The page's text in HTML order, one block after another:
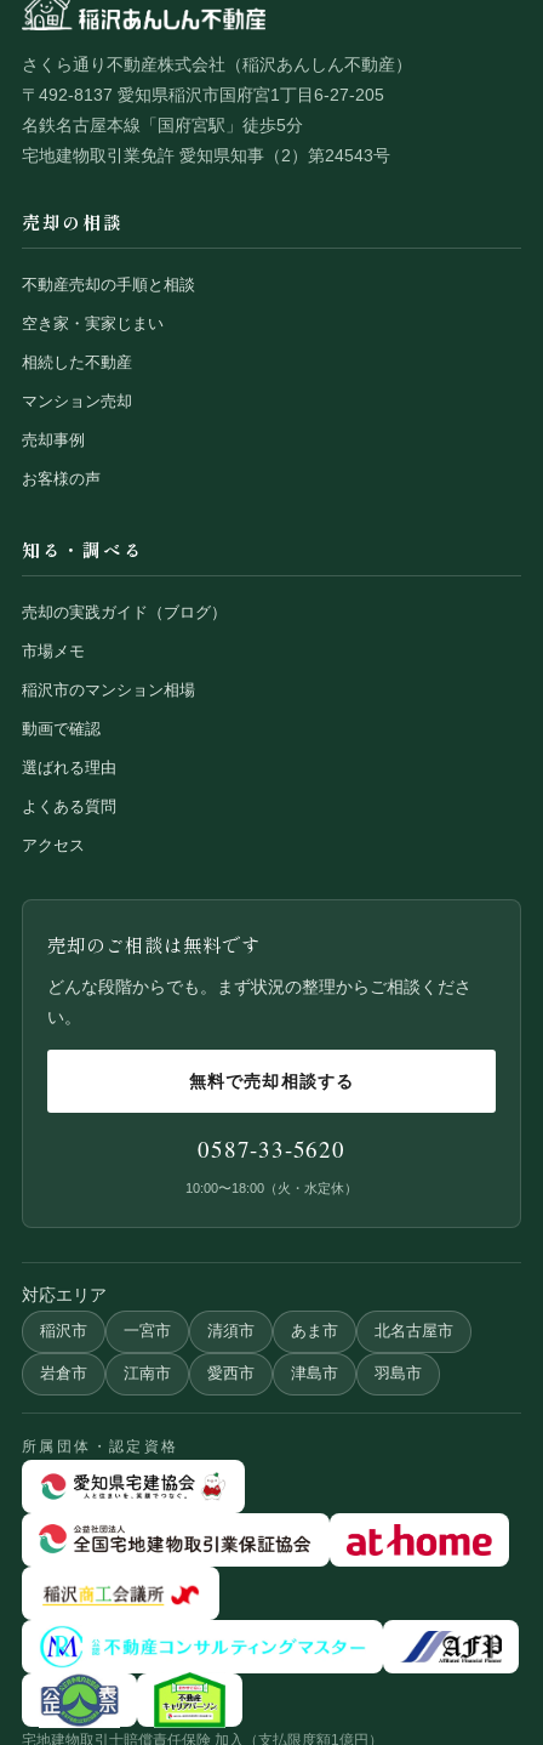
さくら通り不動産株式会社（稲沢あんしん不動産）
〒492-8137 愛知県稲沢市国府宮1丁目6-27-205
名鉄名古屋本線「国府宮駅」徒歩5分
宅地建物取引業免許 愛知県知事（2）第24543号
売却の相談
不動産売却の手順と相談
空き家・実家じまい
相続した不動産
マンション売却
売却事例
お客様の声
知る・調べる
売却の実践ガイド（ブログ）
市場メモ
稲沢市のマンション相場
動画で確認
選ばれる理由
よくある質問
アクセス
売却のご相談は無料です
どんな段階からでも。まず状況の整理からご相談くださ
い。
無料で売却相談する
0587-33-5620
10:00〜18:00（火・水定休）
対応エリア
稲沢市 一宮市 清須市 あま市 北名古屋市
岩倉市 江南市 愛西市 津島市 羽島市
所属団体・認定資格
宅地建物取引士賠償責任保険 加入（支払限度額1億円）